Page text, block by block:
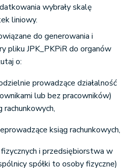
wybrały skalę
liniowy.
do generowania i
pliku JPK_PKPiR do organów
o:
prowadzące działalność
lub bez pracowników)
rachunkowych,
ksiąg rachunkowych,
i przedsiębiorstwa w
spółki to osoby fizyczne)